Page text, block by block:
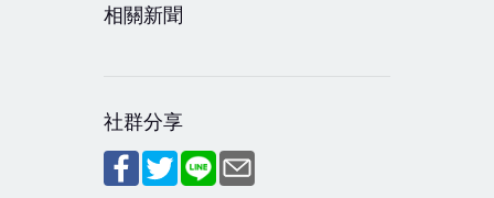
相關新聞
社群分享